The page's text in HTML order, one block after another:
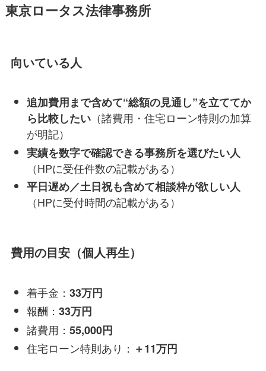
東京ロータス法律事務所
向いている人
追加費用まで含めて“総額の見通し”を立ててか
ら比較したい（諸費用・住宅ローン特則の加算
が明記）
実績を数字で確認できる事務所を選びたい人
（HPに受任件数の記載がある）
平日遅め／土日祝も含めて相談枠が欲しい人
（HPに受付時間の記載がある）
費用の目安（個人再生）
着手金： 33万円
報酬： 33万円
諸費用： 55,000円
住宅ローン特則あり： ＋11万円